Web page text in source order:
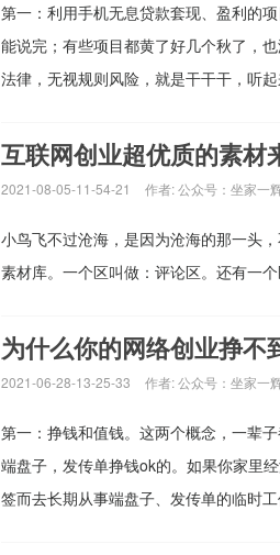
第一：利用手机无息贷款套现、盈利的
能说完；有些项目都黄了好几个秋了，
法律，无视规则风险，就是干干干，听
互联网创业超优质的素材
2021-08-05-11-54-21 作者:公众号：坐家一
小鸟飞不过沧海，是因为沧海的那一
素材库。一个区叫做：评论区。还有一
为什么你的网络创业挣不
2021-06-28-13-25-33 作者:公众号：坐家一
第一：挣钱和值钱。这两个概念，一辈
端盘子，发传单挣钱ok的。如果你家里
签而去长期从事端盘子、发传单的临时